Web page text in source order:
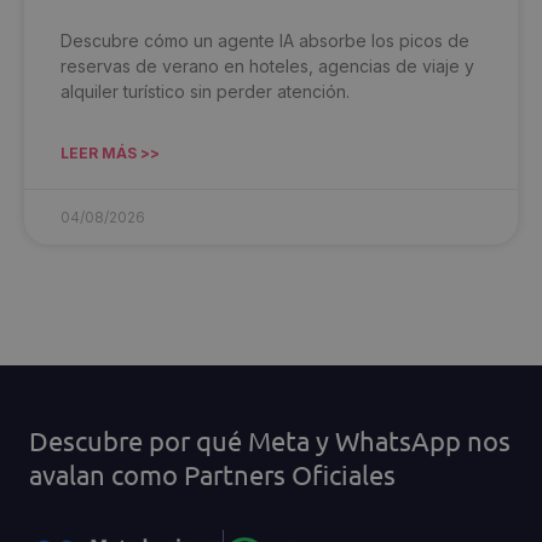
Descubre cómo un agente IA absorbe los picos de
reservas de verano en hoteles, agencias de viaje y
alquiler turístico sin perder atención.
LEER MÁS >>
04/08/2026
Descubre por qué Meta y WhatsApp nos
avalan como Partners Oficiales